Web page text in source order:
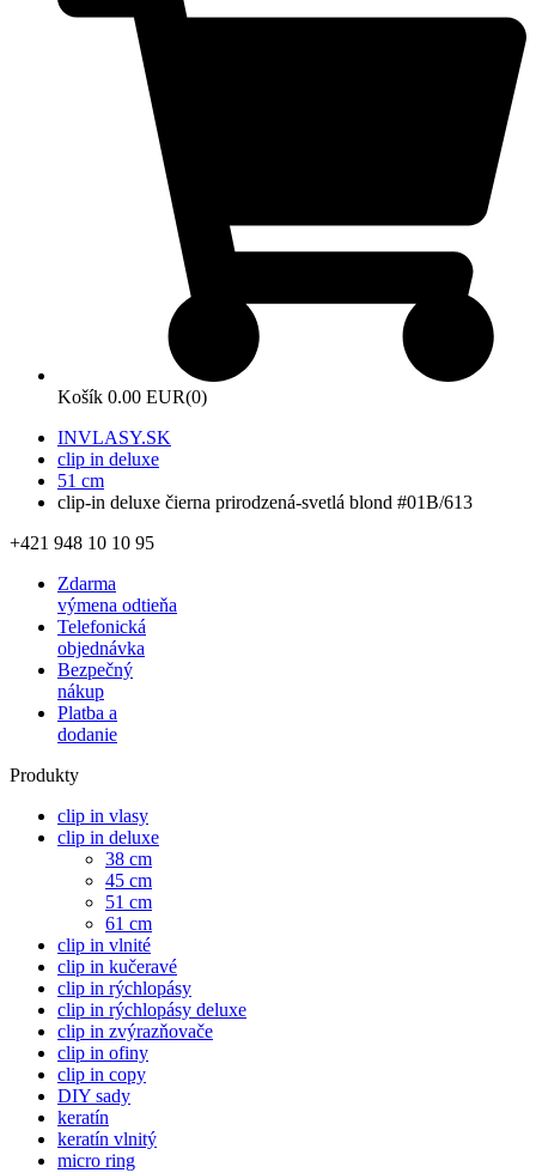
Košík 0.00 EUR(0)
INVLASY.SK
clip in deluxe
51 cm
clip-in deluxe čierna prirodzená-svetlá blond #01B/613
+421 948 10 10 95
Zdarma
výmena odtieňa
Telefonická
objednávka
Bezpečný
nákup
Platba a
dodanie
Produkty
clip in vlasy
clip in deluxe
38 cm
45 cm
51 cm
61 cm
clip in vlnité
clip in kučeravé
clip in rýchlopásy
clip in rýchlopásy deluxe
clip in zvýrazňovače
clip in ofiny
clip in copy
DIY sady
keratín
keratín vlnitý
micro ring